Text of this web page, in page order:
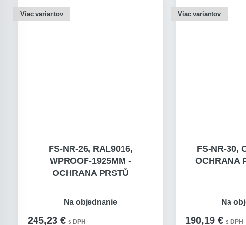
Viac variantov
FS-NR-26, RAL9016,
WPROOF-1925MM -
OCHRANA PRSTŮ
245,23 € s DPH
Na objednanie
Viac variantov
FS-NR-30,
OCHRANA
190,19 € s DPH
Na